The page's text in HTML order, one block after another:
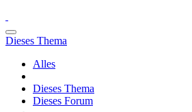
Dieses Thema
Alles
Dieses Thema
Dieses Forum